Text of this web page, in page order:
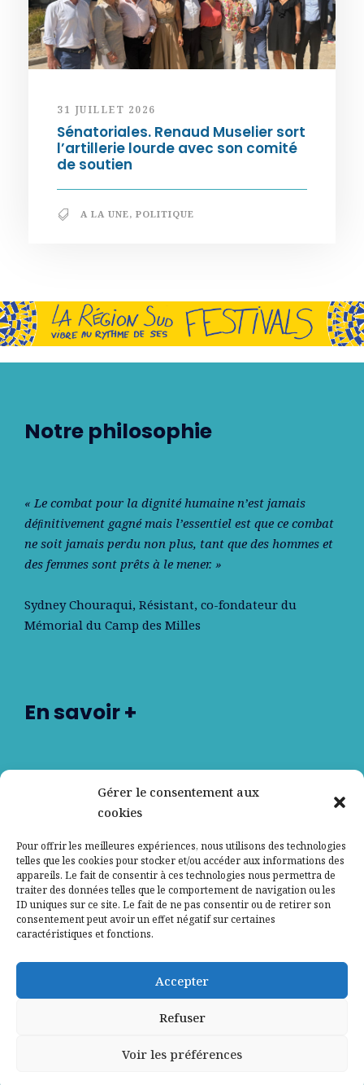
Gérer le consentement aux
cookies
Pour offrir les meilleures expériences, nous utilisons des technologies
telles que les cookies pour stocker et/ou accéder aux informations des
appareils. Le fait de consentir à ces technologies nous permettra de
traiter des données telles que le comportement de navigation ou les
ID uniques sur ce site. Le fait de ne pas consentir ou de retirer son
consentement peut avoir un effet négatif sur certaines
caractéristiques et fonctions.
Accepter
Refuser
Voir les préférences
31 JUILLET 2026
Sénatoriales. Renaud Muselier sort
l’artillerie lourde avec son comité
de soutien
A LA UNE, POLITIQUE
Notre philosophie
« Le combat pour la dignité humaine n’est jamais
déﬁnitivement gagné mais l’essentiel est que ce combat
ne soit jamais perdu non plus, tant que des hommes et
des femmes sont prêts à le mener. »
Sydney Chouraqui, Résistant, co-fondateur du
Mémorial du Camp des Milles
En savoir +
Contactez-nous
Mentions légales